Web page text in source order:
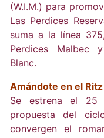
(W.I.M.) para
Las Perdices
suma a la línea
Perdices Malbec
Blanc.
Amándote en el Ritz
Se estrena el 25
propuesta del
convergen el